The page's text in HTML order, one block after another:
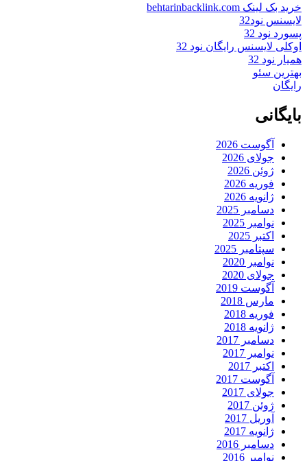
خرید بک لینک behtarinbacklink.com
لایسنس نود32
پسورد نود 32
اوکلی لایسنس رایگان نود 32
همیار نود 32
بهترین سئو
رایگان
بایگانی
آگوست 2026
جولای 2026
ژوئن 2026
فوریه 2026
ژانویه 2026
دسامبر 2025
نوامبر 2025
اکتبر 2025
سپتامبر 2025
نوامبر 2020
جولای 2020
آگوست 2019
مارس 2018
فوریه 2018
ژانویه 2018
دسامبر 2017
نوامبر 2017
اکتبر 2017
آگوست 2017
جولای 2017
ژوئن 2017
آوریل 2017
ژانویه 2017
دسامبر 2016
نوامبر 2016